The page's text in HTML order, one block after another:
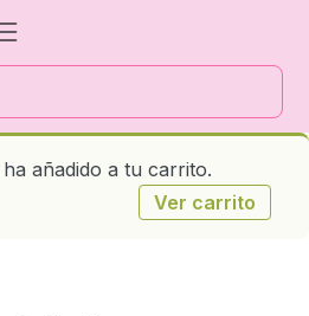
añadido a tu carrito.
Ver carrito